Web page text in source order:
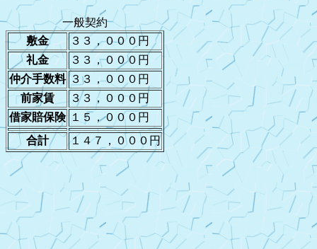
一般契約
敷金
３３，０００円
礼金
３３，０００円
仲介手数料 ３３，０００円
前家賃
３３，０００円
借家賠保険 １５，０００円
合計
１４７，０００円